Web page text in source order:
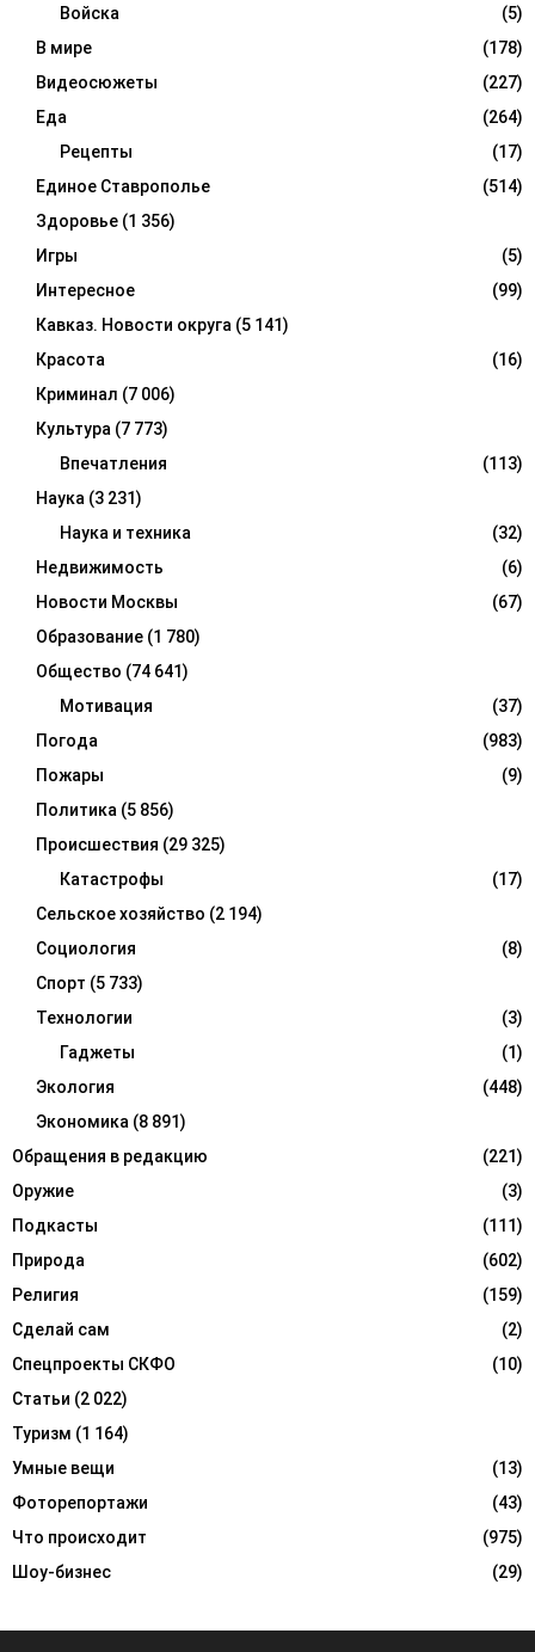
Войска
(5)
В мире
(178)
Видеосюжеты
(227)
Еда
(264)
Рецепты
(17)
Единое Ставрополье
(514)
Здоровье (1 356)
Игры
(5)
Интересное
(99)
Кавказ. Новости округа (5 141)
Красота
(16)
Криминал (7 006)
Культура (7 773)
Впечатления
(113)
Наука (3 231)
Наука и техника
(32)
Недвижимость
(6)
Новости Москвы
(67)
Образование (1 780)
Общество (74 641)
Мотивация
(37)
Погода
(983)
Пожары
(9)
Политика (5 856)
Происшествия (29 325)
Катастрофы
(17)
Сельское хозяйство (2 194)
Социология
(8)
Спорт (5 733)
Технологии
(3)
Гаджеты
(1)
Экология
(448)
Экономика (8 891)
Обращения в редакцию
(221)
Оружие
(3)
Подкасты
(111)
Природа
(602)
Религия
(159)
Сделай сам
(2)
Спецпроекты СКФО
(10)
Статьи (2 022)
Туризм (1 164)
Умные вещи
(13)
Фоторепортажи
(43)
Что происходит
(975)
Шоу-бизнес
(29)